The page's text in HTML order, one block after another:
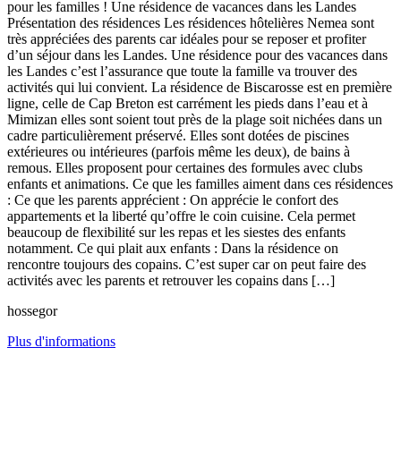
pour les familles ! Une résidence de vacances dans les Landes
Présentation des résidences Les résidences hôtelières Nemea sont
très appréciées des parents car idéales pour se reposer et profiter
d’un séjour dans les Landes. Une résidence pour des vacances dans
les Landes c’est l’assurance que toute la famille va trouver des
activités qui lui convient. La résidence de Biscarosse est en première
ligne, celle de Cap Breton est carrément les pieds dans l’eau et à
Mimizan elles sont soient tout près de la plage soit nichées dans un
cadre particulièrement préservé. Elles sont dotées de piscines
extérieures ou intérieures (parfois même les deux), de bains à
remous. Elles proposent pour certaines des formules avec clubs
enfants et animations. Ce que les familles aiment dans ces résidences
: Ce que les parents apprécient : On apprécie le confort des
appartements et la liberté qu’offre le coin cuisine. Cela permet
beaucoup de flexibilité sur les repas et les siestes des enfants
notamment. Ce qui plait aux enfants : Dans la résidence on
rencontre toujours des copains. C’est super car on peut faire des
activités avec les parents et retrouver les copains dans […]
hossegor
Plus d'informations